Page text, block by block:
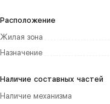
Расположение
Жилая зона
Назначение
Наличие составных частей
Наличие механизма